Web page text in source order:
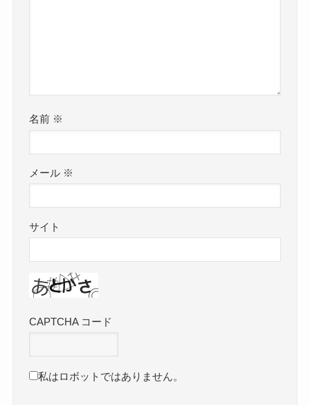
名前 ※
メール ※
サイト
CAPTCHA コード
私はロボットではありません。